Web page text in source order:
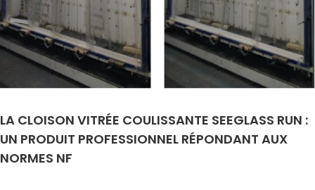
LA CLOISON VITRÉE COULISSANTE SEEGLASS RUN :
UN PRODUIT PROFESSIONNEL RÉPONDANT AUX
NORMES NF